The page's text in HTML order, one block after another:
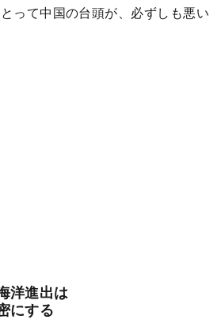
って中国の台頭が、必ずしも悪い
洋進出は
にする